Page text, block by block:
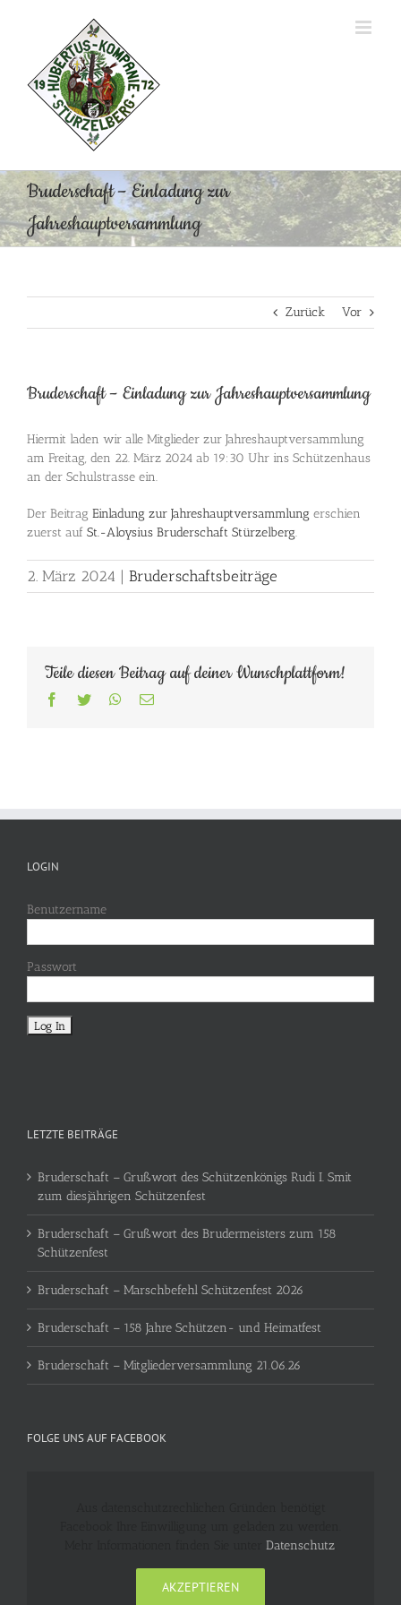
Bruderschaft – Einladung zur
Jahreshauptversammlung
Zurück Vor
Bruderschaft – Einladung zur Jahreshauptversammlung
Hiermit laden wir alle Mitglieder zur Jahreshauptversammlung
am Freitag, den 22. März 2024 ab 19:30 Uhr ins Schützenhaus
an der Schulstrasse ein.
Der Beitrag Einladung zur Jahreshauptversammlung erschien
zuerst auf St.-Aloysius Bruderschaft Stürzelberg.
2. März 2024 | Bruderschaftsbeiträge
Teile diesen Beitrag auf deiner Wunschplattform!
Facebook
Twitter WhatsApp
E-
LOGIN
Benutzername
Passwort
LETZTE BEITRÄGE
Bruderschaft – Grußwort des Schützenkönigs Rudi I. Smit
zum diesjährigen Schützenfest
Bruderschaft – Grußwort des Brudermeisters zum 158
Schützenfest
Bruderschaft – Marschbefehl Schützenfest 2026
Bruderschaft – 158 Jahre Schützen- und Heimatfest
Bruderschaft – Mitgliederversammlung 21.06.26
FOLGE UNS AUF FACEBOOK
Datenschutz
AKZEPTIEREN